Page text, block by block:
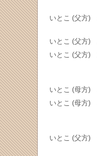
いとこ (父方)
いとこ (父方)
いとこ (父方)
いとこ (母方)
いとこ (母方)
いとこ (父方)